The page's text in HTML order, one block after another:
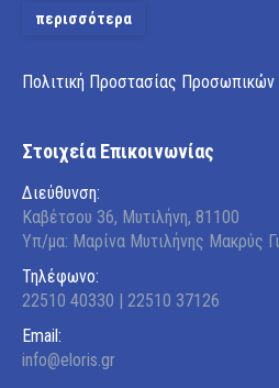
περισσότερα
Πολιτική Προστασίας
Στοιχεία Επικοινωνίας
Διεύθυνση:
Καβέτσου 36, Μυτιλήνη, 81100
Υπ/μα: Μαρίνα Μυτιλήνης Μακρύς
Τηλέφωνο:
22510 40330 | 22510 37126
Email:
info@eloris.gr